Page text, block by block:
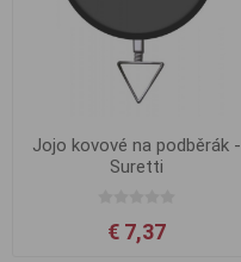
Jojo kovové na podběrák -
Suretti
€ 7,37